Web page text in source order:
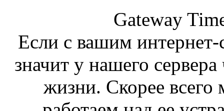
Gateway
Если с вашим интернет-
значит у нашего
жизни. Скорее